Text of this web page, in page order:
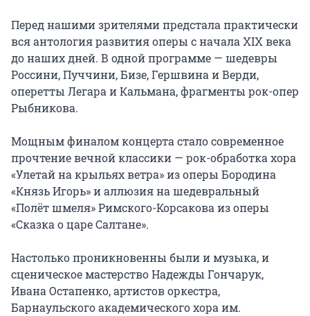
Перед нашими зрителями предстала практически
вся антология развития оперы с начала XIX века
до наших дней. В одной программе — шедевры
Россини, Пуччини, Бизе, Гершвина и Верди,
оперетты Легара и Кальмана, фрагменты рок-опер
Рыбникова.
Мощным финалом концерта стало современное
прочтение вечной классики — рок-обработка хора
«Улетай на крыльях ветра» из оперы Бородина
«Князь Игорь» и аллюзия на шедевральный
«Полёт шмеля» Римского-Корсакова из оперы
«Сказка о царе Салтане».
Настолько проникновенны были и музыка, и
сценическое мастерство Надежды Гончарук,
Ивана Остапенко, артистов оркестра,
Барнаульского академического хора им.